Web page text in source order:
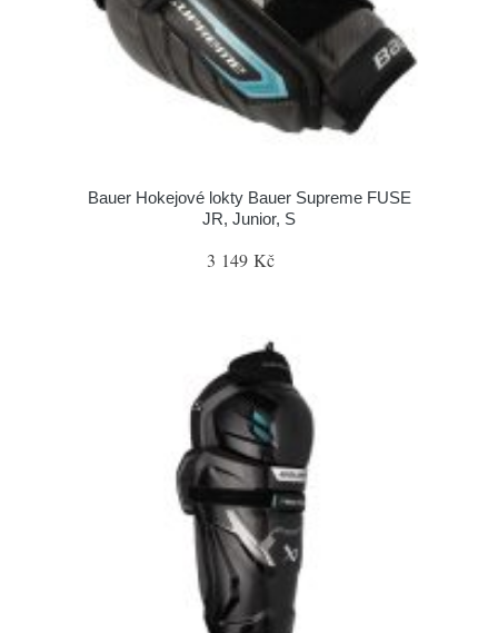
Bauer Hokejové lokty Bauer Supreme FUSE
JR, Junior, S
3 149 Kč